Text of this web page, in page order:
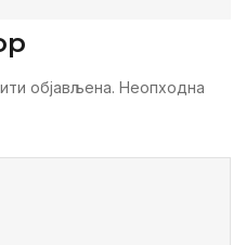
објављена. Неопходна